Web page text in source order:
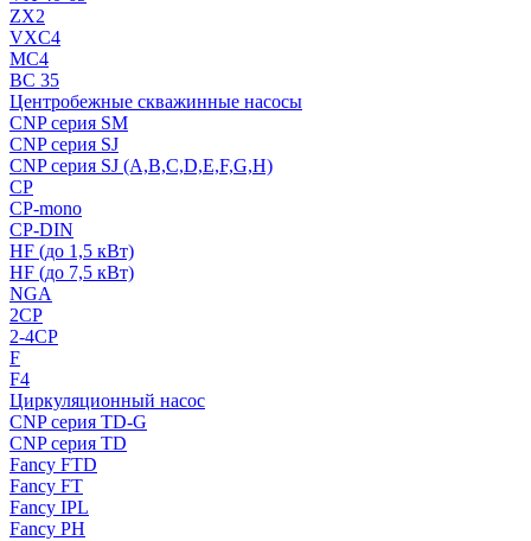
ZX2
VXC4
MC4
BC 35
Центробежные скважинные насосы
CNP серия SM
CNP серия SJ
CNP серия SJ (A,B,C,D,E,F,G,H)
CP
CP-mono
CP-DIN
HF (до 1,5 кВт)
HF (до 7,5 кВт)
NGA
2CP
2-4CP
F
F4
Циркуляционный насос
CNP серия TD-G
CNP серия TD
Fancy FTD
Fancy FT
Fancy IPL
Fancy PH